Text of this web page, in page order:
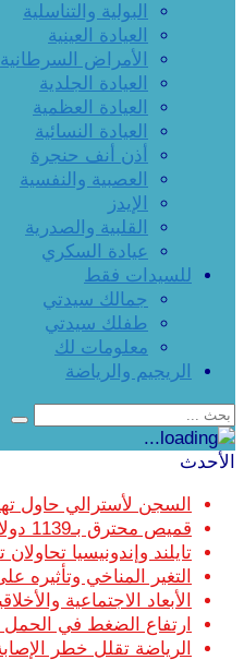
البولية والتناسلية
العيادة العينية
الأمراض السرطانية
العيادة الجلدية
العيادة العظمية
العيادة النسائية
أذن أنف حنجرة
العصبية والنفسية
الإيدز
القلبية والصدرية
عيادة السكري
للسيدات فقط
جمالك سيدتي
طفلك سيدتي
معلومات لك
الريجيم والرياضة
الأحدث
السجن لأسترالي حاول
قميص محترق بـ1139 دولارا.. هل تفقد الموضة عقلها؟
تايلند وإندونيسيا
التغير المناخي وتأثيره
الأبعاد الاجتماعية
ارتفاع الضغط في
الرياضة تقلل خطر